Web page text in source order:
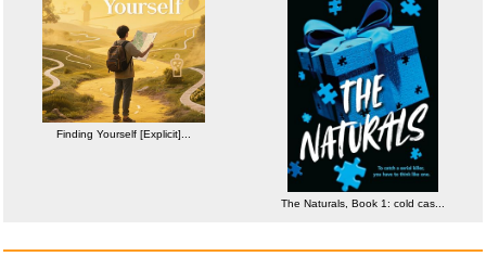
Malte & Mezzo: Eine Party mit ...
Anzeige
Finding Yourself [Explicit]...
The Naturals, Book 1: cold cas...